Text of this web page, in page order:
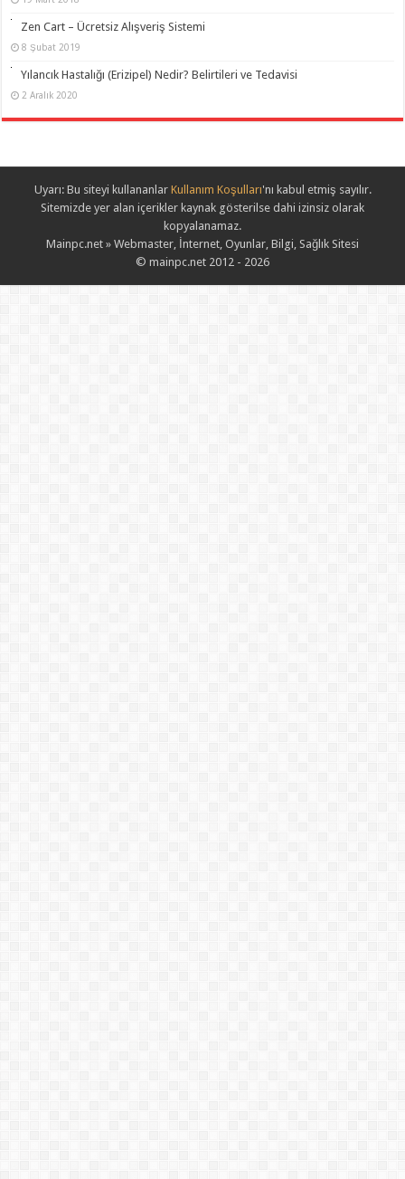
Zen Cart – Ücretsiz Alışveriş Sistemi
8 Şubat 2019
Yılancık Hastalığı (Erizipel) Nedir? Belirtileri ve Tedavisi
2 Aralık 2020
Uyarı: Bu siteyi kullananlar Kullanım Koşulları'nı kabul etmiş sayılır.
Sitemizde yer alan içerikler kaynak gösterilse dahi izinsiz olarak
kopyalanamaz.
Mainpc.net » Webmaster, İnternet, Oyunlar, Bilgi, Sağlık Sitesi
© mainpc.net 2012 - 2026